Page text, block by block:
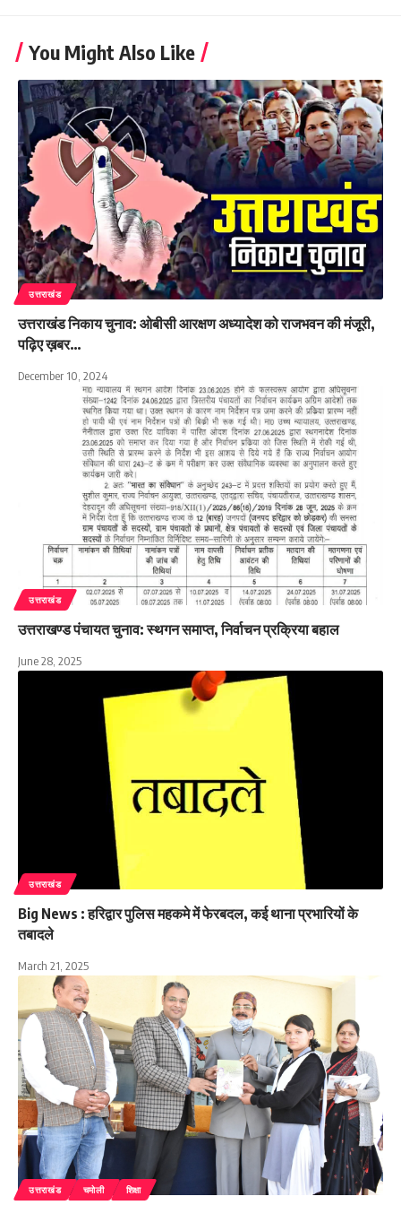
You Might Also Like
उत्तराखंड
उत्तराखंड निकाय चुनाव: ओबीसी आरक्षण अध्यादेश को राजभवन की मंजूरी,
पढ़िए ख़बर…
December 10, 2024
उत्तराखंड
उत्तराखण्ड पंचायत चुनाव: स्थगन समाप्त, निर्वाचन प्रक्रिया बहाल
June 28, 2025
उत्तराखंड
Big News : हरिद्वार पुलिस महकमे में फेरबदल, कई थाना प्रभारियों के
तबादले
March 21, 2025
उत्तराखंड चमोली शिक्षा